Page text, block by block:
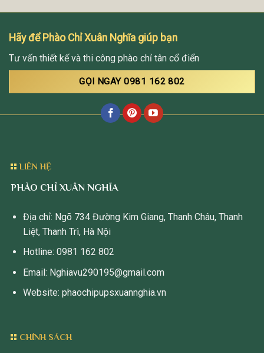
Hãy để Phào Chỉ Xuân Nghĩa giúp bạn
Tư vấn thiết kế và thi công phào chỉ tân cổ điển
GỌI NGAY 0981 162 802
LIÊN HỆ
PHÀO CHỈ XUÂN NGHĨA
Địa chỉ: Ngõ 734 Đường Kim Giang, Thanh Châu, Thanh
Liệt, Thanh Trì, Hà Nội
Hotline: 0981 162 802
Email: Nghiavu290195@gmail.com
Website: phaochipupsxuannghia.vn
CHÍNH SÁCH